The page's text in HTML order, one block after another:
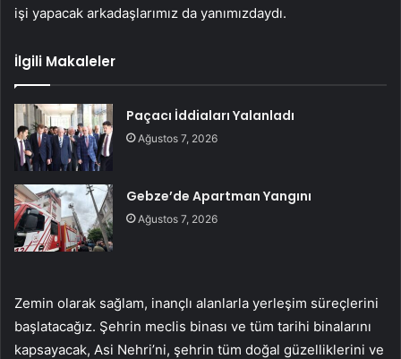
işi yapacak arkadaşlarımız da yanımızdaydı.
İlgili Makaleler
Paçacı İddiaları Yalanladı
Ağustos 7, 2026
Gebze’de Apartman Yangını
Ağustos 7, 2026
Zemin olarak sağlam, inançlı alanlarla yerleşim süreçlerini
başlatacağız. Şehrin meclis binası ve tüm tarihi binalarını
kapsayacak, Asi Nehri’ni, şehrin tüm doğal güzelliklerini ve